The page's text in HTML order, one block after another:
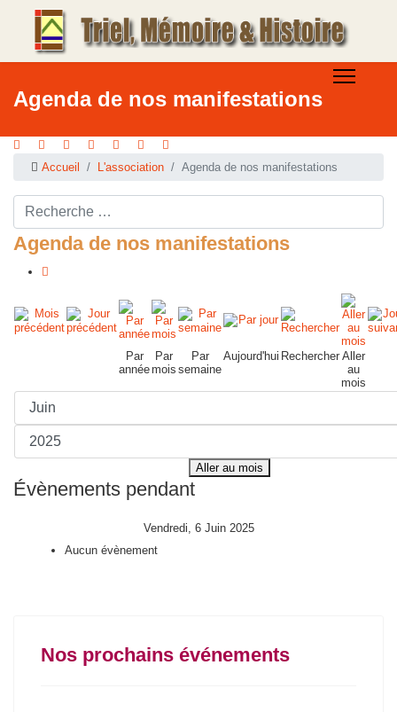
Agenda de nos manifestations
Accueil L'association Agenda de nos manifestations
Rechercher ...
Agenda de nos manifestations
Par
année
Par
mois
Par
semaine
Aujourd'hui Rechercher Aller
au
mois
Aller au mois
Évènements pendant
Vendredi, 6 Juin 2025
Aucun évènement
Nos prochains événements